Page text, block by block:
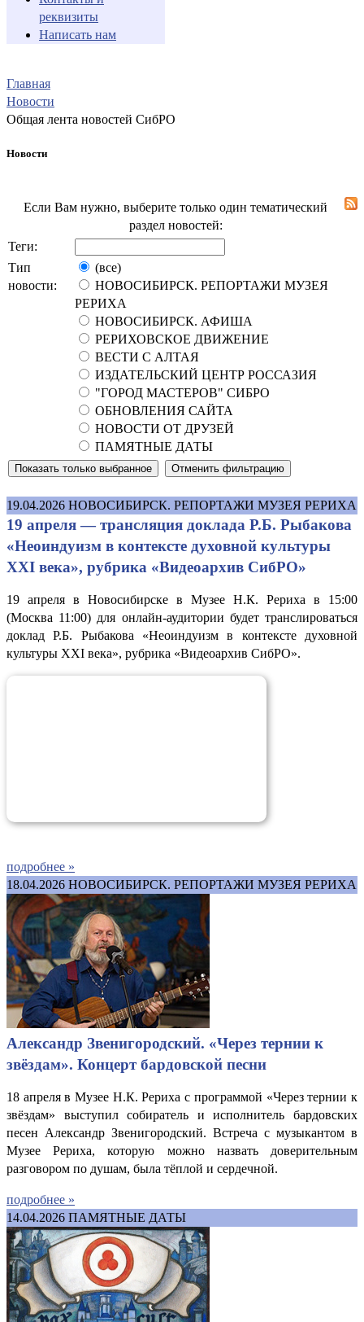
реквизиты
Написать нам
Главная
Новости
Общая лента новостей СибРО
Новости
Если Вам нужно, выберите только один тематический
раздел новостей:
Теги:
Тип
новости:
(все)
НОВОСИБИРСК. РЕПОРТАЖИ МУЗЕЯ
РЕРИХА
НОВОСИБИРСК. АФИША
РЕРИХОВСКОЕ ДВИЖЕНИЕ
ВЕСТИ С АЛТАЯ
ИЗДАТЕЛЬСКИЙ ЦЕНТР РОССАЗИЯ
"ГОРОД МАСТЕРОВ" СИБРО
ОБНОВЛЕНИЯ САЙТА
НОВОСТИ ОТ ДРУЗЕЙ
ПАМЯТНЫЕ ДАТЫ
19.04.2026 НОВОСИБИРСК. РЕПОРТАЖИ МУЗЕЯ РЕРИХА
19 апреля — трансляция доклада Р.Б. Рыбакова
«Неоиндуизм в контексте духовной культуры
XXI века», рубрика «Видеоархив СибРО»
19 апреля в Новосибирске в Музее Н.К. Рериха в 15:00
(Москва 11:00) для онлайн-аудитории будет транслироваться
доклад Р.Б. Рыбакова «Неоиндуизм в контексте духовной
культуры XXI века», рубрика «Видеоархив СибРО».
подробнее »
18.04.2026 НОВОСИБИРСК. РЕПОРТАЖИ МУЗЕЯ РЕРИХА
Александр Звенигородский. «Через тернии к
звёздам». Концерт бардовской песни
18 апреля в Музее Н.К. Рериха с программой «Через тернии к
звёздам» выступил собиратель и исполнитель бардовских
песен Александр Звенигородский. Встреча с музыкантом в
Музее Рериха, которую можно назвать доверительным
разговором по душам, была тёплой и сердечной.
подробнее »
14.04.2026 ПАМЯТНЫЕ ДАТЫ